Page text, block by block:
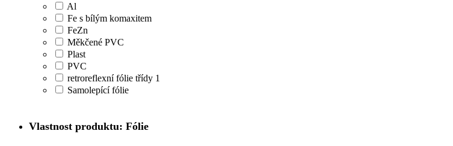
Al
Fe s bílým komaxitem
FeZn
Měkčené PVC
Plast
PVC
retroreflexní fólie třídy 1
Samolepící fólie
Vlastnost produktu: Fólie